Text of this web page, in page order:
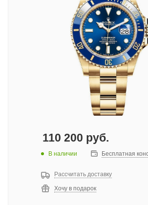
110 200 руб.
В наличии Бесплатная
Рассчитать доставку
Хочу в подарок